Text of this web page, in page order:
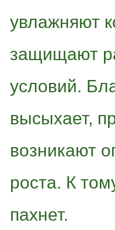
увлажняют
защищают
условий.
высыхает,
возникают
роста. К
пахнет.